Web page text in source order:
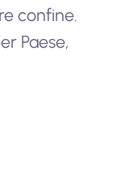
confine.
Paese,